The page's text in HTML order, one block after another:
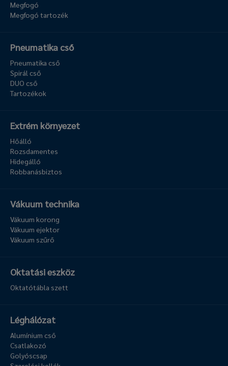
Megfogó
Megfogó tartozék
Pneumatika cső
Pneumatika cső
Spirál cső
DUO cső
Tartozékok
Extrém környezet
Hőálló
Rozsdamentes
Hidegálló
Robbanásbiztos
Vákuum technika
Vákuum korong
Vákuum ejektor
Vákuum szűrő
Oktatási eszköz
Oktatótábla szett
Léghálózat
Alumínium cső
Csatlakozó
Golyóscsap